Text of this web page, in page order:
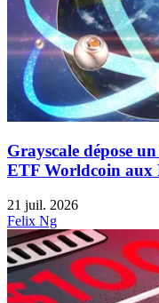
Grayscale dépose
ETF Worldcoin aux
21 juil. 2026
Felix Ng